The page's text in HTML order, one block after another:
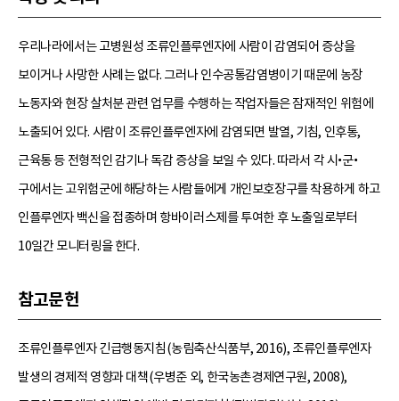
우리나라에서는 고병원성 조류인플루엔자에 사람이 감염되어 증상을
보이거나 사망한 사례는 없다. 그러나 인수공통감염병이기 때문에 농장
노동자와 현장 살처분 관련 업무를 수행하는 작업자들은 잠재적인 위험에
노출되어 있다. 사람이 조류인플루엔자에 감염되면 발열, 기침, 인후통,
근육통 등 전형적인 감기나 독감 증상을 보일 수 있다. 따라서 각 시•군•
구에서는 고위험군에 해당하는 사람들에게 개인보호장구를 착용하게 하고
인플루엔자 백신을 접종하며 항바이러스제를 투여한 후 노출일로부터
10일간 모니터링을 한다.
참고문헌
조류인플루엔자 긴급행동지침(농림축산식품부, 2016), 조류인플루엔자
발생의 경제적 영향과 대책(우병준 외, 한국농촌경제연구원, 2008),